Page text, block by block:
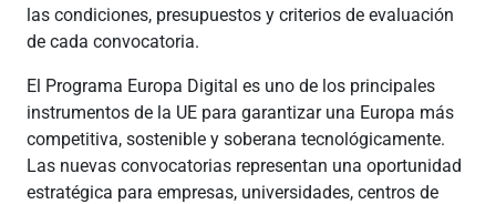
las condiciones, presupuestos y criterios de evaluación
de cada convocatoria.
El Programa Europa Digital es uno de los principales
instrumentos de la UE para garantizar una Europa más
competitiva, sostenible y soberana tecnológicamente.
Las nuevas convocatorias representan una oportunidad
estratégica para empresas, universidades, centros de